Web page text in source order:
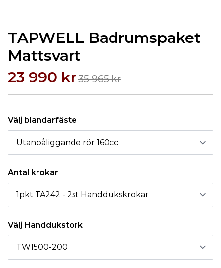
TAPWELL Badrumspaket
Mattsvart
23 990 kr35 965 kr
Välj blandarfäste
Antal krokar
Välj Handdukstork